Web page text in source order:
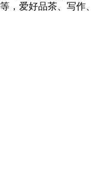
，爱好品茶、写作、